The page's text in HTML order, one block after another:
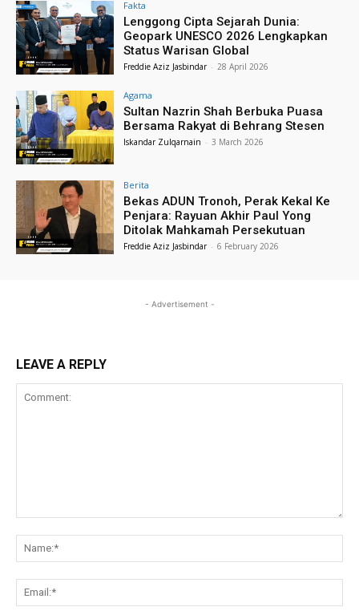
Fakta
Lenggong Cipta Sejarah Dunia:
Geopark UNESCO 2026 Lengkapkan
Status Warisan Global
Freddie Aziz Jasbindar - 28 April 2026
Agama
Sultan Nazrin Shah Berbuka Puasa
Bersama Rakyat di Behrang Stesen
Iskandar Zulqarnain - 3 March 2026
Berita
Bekas ADUN Tronoh, Perak Kekal Ke
Penjara: Rayuan Akhir Paul Yong
Ditolak Mahkamah Persekutuan
Freddie Aziz Jasbindar - 6 February 2026
- Advertisement -
LEAVE A REPLY